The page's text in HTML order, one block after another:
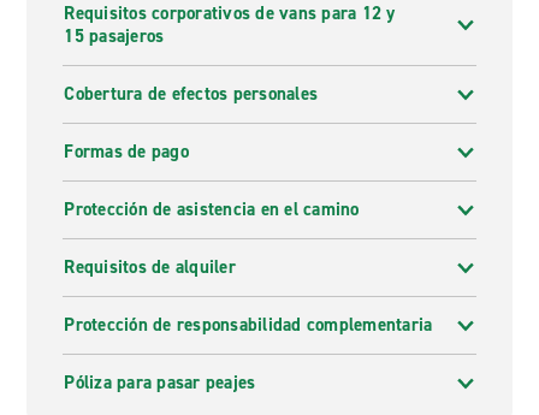
Requisitos corporativos de vans para 12 y
15 pasajeros
Cobertura de efectos personales
Formas de pago
Protección de asistencia en el camino
Requisitos de alquiler
Protección de responsabilidad complementaria
Póliza para pasar peajes